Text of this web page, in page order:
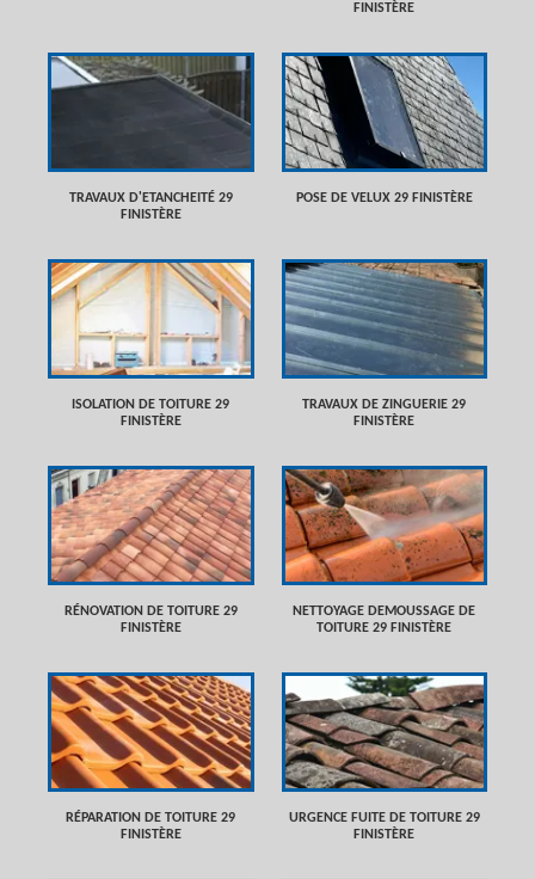
FINISTÈRE
TRAVAUX D'ETANCHEITÉ 29
FINISTÈRE
POSE DE VELUX 29 FINISTÈRE
ISOLATION DE TOITURE 29
FINISTÈRE
TRAVAUX DE ZINGUERIE 29
FINISTÈRE
RÉNOVATION DE TOITURE 29
FINISTÈRE
NETTOYAGE DEMOUSSAGE DE
TOITURE 29 FINISTÈRE
RÉPARATION DE TOITURE 29
FINISTÈRE
URGENCE FUITE DE TOITURE 29
FINISTÈRE